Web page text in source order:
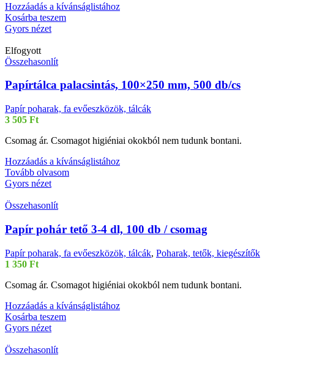
Hozzáadás a kívánságlistához
Kosárba teszem
Gyors nézet
Elfogyott
Összehasonlít
Papírtálca palacsintás, 100×250 mm, 500 db/cs
Papír poharak, fa evőeszközök, tálcák
3 505 Ft
Csomag ár. Csomagot higiéniai okokból nem tudunk bontani.
Hozzáadás a kívánságlistához
Tovább olvasom
Gyors nézet
Összehasonlít
Papír pohár tető 3-4 dl, 100 db / csomag
Papír poharak, fa evőeszközök, tálcák, Poharak, tetők, kiegészítők
1 350 Ft
Csomag ár. Csomagot higiéniai okokból nem tudunk bontani.
Hozzáadás a kívánságlistához
Kosárba teszem
Gyors nézet
Összehasonlít